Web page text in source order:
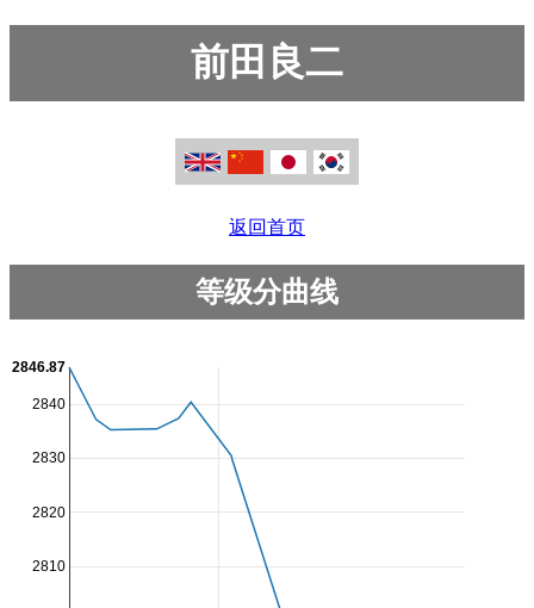
前田良二
返回首页
等级分曲线
2810
2820
2830
2840
2846.87